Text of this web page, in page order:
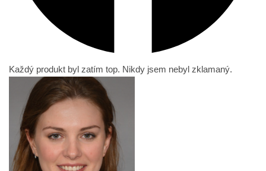
Každý produkt byl zatím top. Nikdy jsem nebyl zklamaný.